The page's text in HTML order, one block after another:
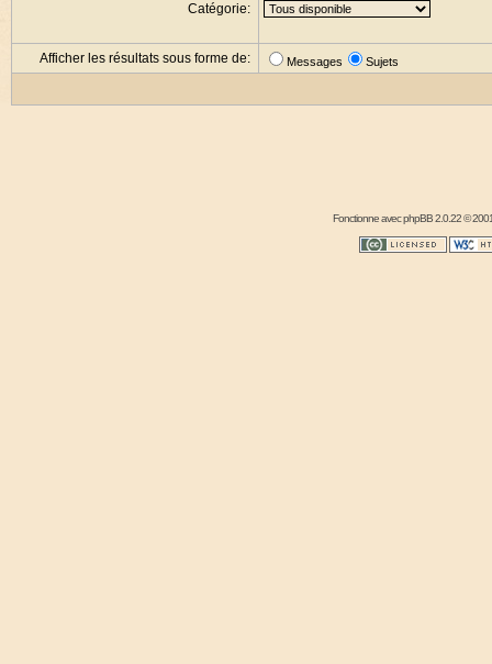
Catégorie:
Afficher les résultats sous forme de: Messages Sujets
Fonctionne avecphpBB2.0.22 ©